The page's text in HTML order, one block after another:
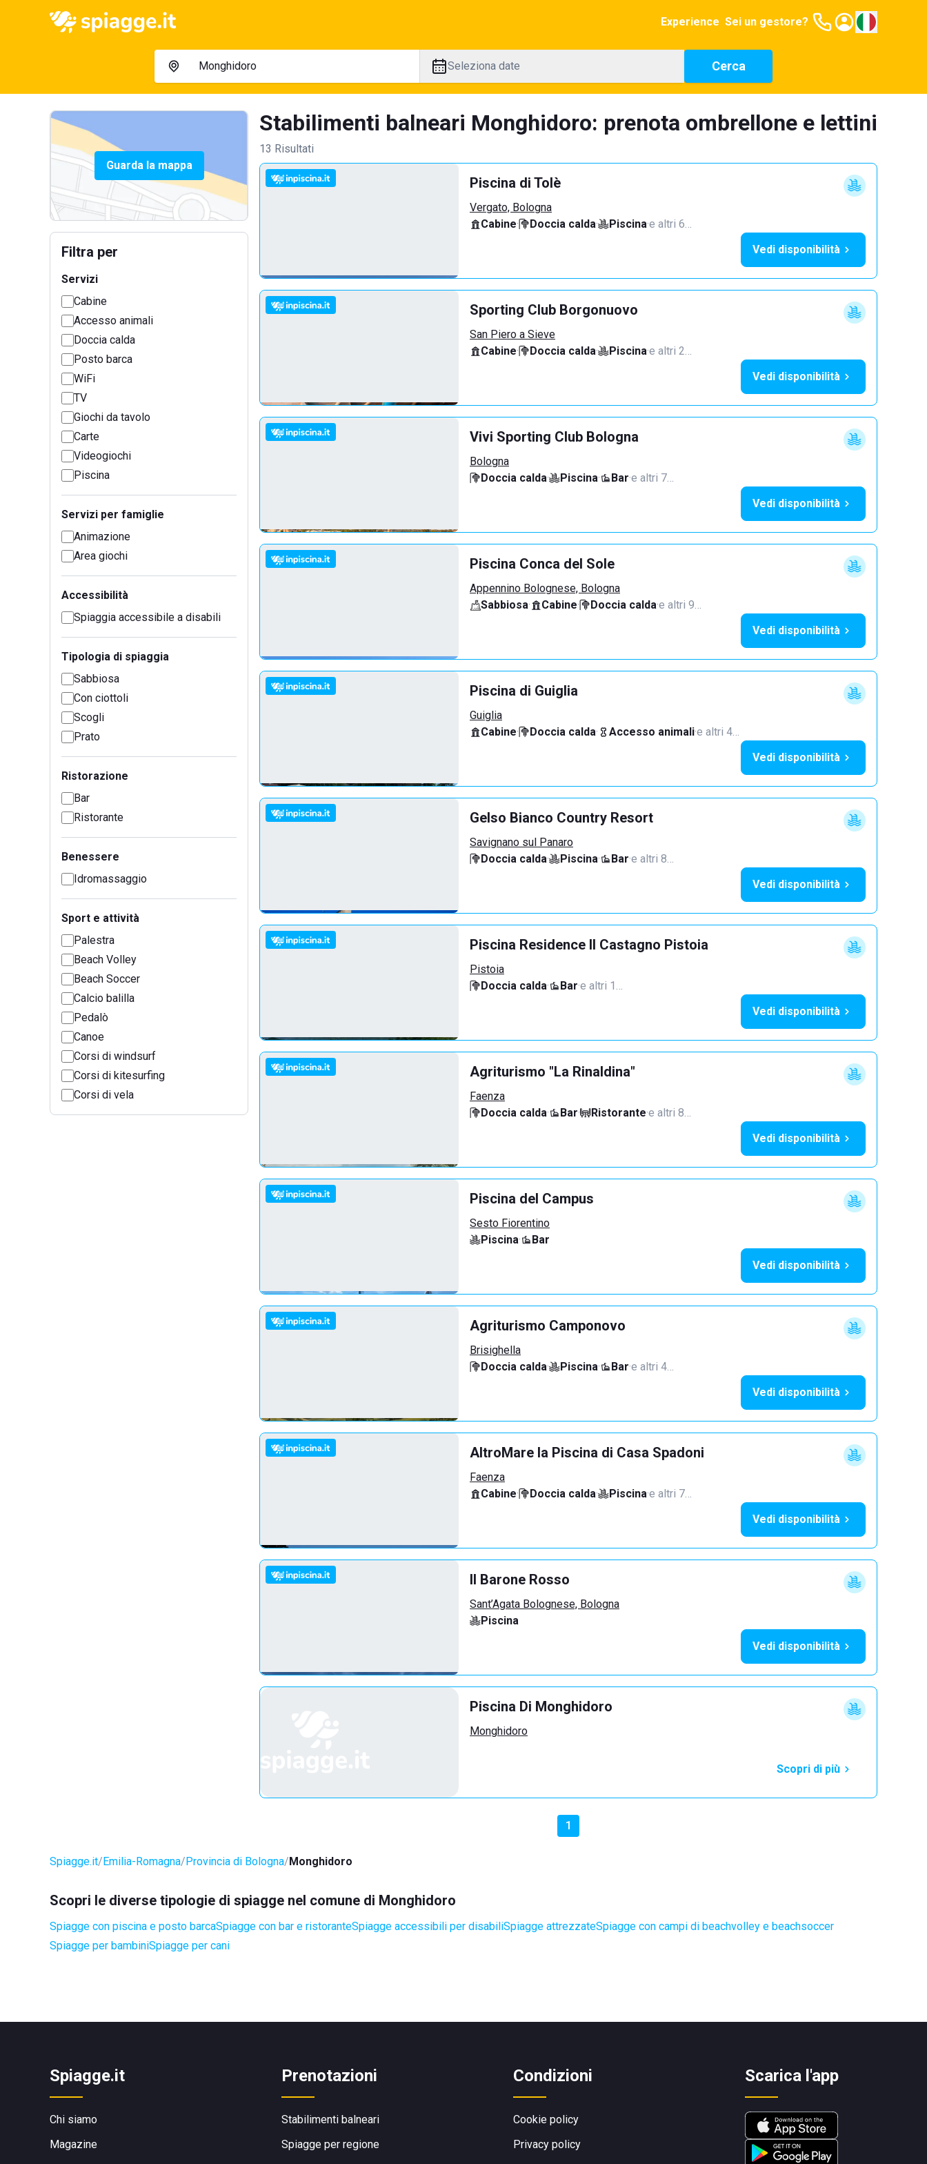
Experience Sei un gestore?
Seleziona date Cerca
Guarda la mappa
Filtra per
Servizi
Cabine
Accesso animali
Doccia calda
Posto barca
WiFi
TV
Giochi da tavolo
Carte
Videogiochi
Piscina
Servizi per famiglie
Animazione
Area giochi
Accessibilità
Spiaggia accessibile a disabili
Tipologia di spiaggia
Sabbiosa
Con ciottoli
Scogli
Prato
Ristorazione
Bar
Ristorante
Benessere
Idromassaggio
Sport e attività
Palestra
Beach Volley
Beach Soccer
Calcio balilla
Pedalò
Canoe
Corsi di windsurf
Corsi di kitesurfing
Corsi di vela
Stabilimenti balneari Monghidoro: prenota ombrellone e lettini
13 Risultati
Piscina di Tolè
Vergato, Bologna
Cabine· Doccia calda· Piscina·e altri 6…
Vedi disponibilità
Sporting Club Borgonuovo
San Piero a Sieve
Cabine· Doccia calda· Piscina·e altri 2…
Vedi disponibilità
Vivi Sporting Club Bologna
Bologna
Doccia calda· Piscina· Bar·e altri 7…
Vedi disponibilità
Piscina Conca del Sole
Appennino Bolognese, Bologna
Sabbiosa· Cabine· Doccia calda·e altri 9…
Vedi disponibilità
Piscina di Guiglia
Guiglia
Cabine· Doccia calda· Accesso animali·e altri 4…
Vedi disponibilità
Gelso Bianco Country Resort
Savignano sul Panaro
Doccia calda· Piscina· Bar·e altri 8…
Vedi disponibilità
Piscina Residence Il Castagno Pistoia
Pistoia
Doccia calda· Bar·e altri 1…
Vedi disponibilità
Agriturismo "La Rinaldina"
Faenza
Doccia calda· Bar· Ristorante·e altri 8…
Vedi disponibilità
Piscina del Campus
Sesto Fiorentino
Piscina·
Bar
Vedi disponibilità
Agriturismo Camponovo
Brisighella
Doccia calda· Piscina· Bar·e altri 4…
Vedi disponibilità
AltroMare la Piscina di Casa Spadoni
Faenza
Cabine· Doccia calda· Piscina·e altri 7…
Vedi disponibilità
Il Barone Rosso
Sant’Agata Bolognese, Bologna
Piscina
Vedi disponibilità
Piscina Di Monghidoro
Monghidoro
Scopri di più
1
Spiagge.it Emilia-Romagna Provincia di Bologna Monghidoro
Scopri le diverse tipologie di spiagge nel comune di Monghidoro
Spiagge con piscina e posto barcaSpiagge con bar e ristoranteSpiagge accessibili per disabiliSpiagge attrezzateSpiagge con campi di beachvolley e beachsoccer
Spiagge per bambiniSpiagge per cani
Spiagge.it
Chi siamo
Magazine
Prenotazioni
Stabilimenti balneari
Spiagge per regione
Condizioni
Cookie policy
Privacy policy
Scarica l'app